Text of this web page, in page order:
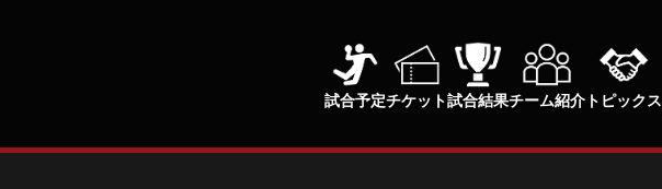
試合予定チケット試合結果チーム紹介 トピックス